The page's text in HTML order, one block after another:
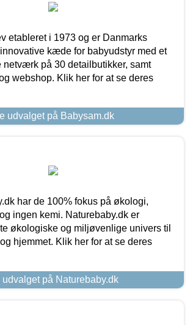
etableret i 1973 og er Danmarks
kæde for babyudstyr med et
netværk på 30 detailbutikker, samt
webshop. Klik her for at se deres
udvalget på Babysam.dk
har de 100% fokus på økologi,
ingen kemi. Naturebaby.dk er
økologiske og miljøvenlige univers til
hjemmet. Klik her for at se deres
udvalget på Naturebaby.dk